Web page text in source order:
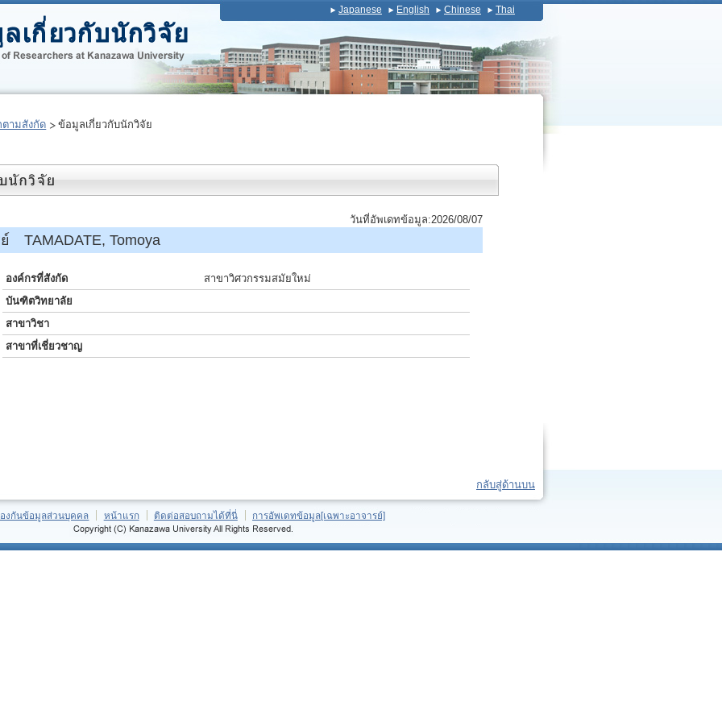
Japanese English Chinese Thai
ตามสังกัด ข้อมูลเกี่ยวกับนักวิจัย
วันที่อัพเดทข้อมูล:2026/08/07
TAMADATE, Tomoya
องค์กรที่สังกัด
สาขาวิศวกรรมสมัยใหม่
บันฑิตวิทยาลัย
สาขาวิชา
สาขาที่เชี่ยวชาญ
กลับสู่ด้านบน
งกันข้อมูลส่วนบุคคล หน้าแรก ติดต่อสอบถามได้ที่นี่ การอัพเดทข้อมูล[เฉพาะอาจารย์]